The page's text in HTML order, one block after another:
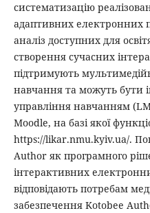
систематизацію
адаптивних електронних
аналіз доступних для
створення сучасних
підтримують
навчання та можуть бути
управління навчанням
Moodle, на базі якої
https://likar.nmu.kyiv.ua/.
Author як програмного
інтерактивних
відповідають потребам
забезпечення Kotobee